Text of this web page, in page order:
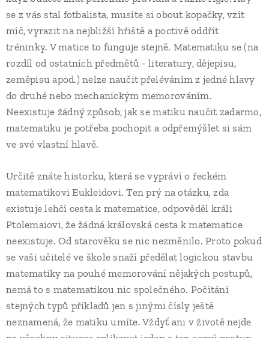
se z vás stal fotbalista, musíte si obout kopačky, vzít
míč, vyrazit na nejbližší hřiště a poctivě oddřít
tréninky. V matice to funguje stejně. Matematiku se (na
rozdíl od ostatních předmětů - literatury, dějepisu,
zeměpisu apod.) nelze naučit přeléváním z jedné hlavy
do druhé nebo mechanickým memorováním.
Neexistuje žádný způsob, jak se matiku naučit zadarmo,
matematiku je potřeba pochopit a odpřemýšlet si sám
ve své vlastní hlavě.
Určitě znáte historku, která se vypráví o řeckém
matematikovi Eukleidovi. Ten prý na otázku, zda
existuje lehčí cesta k matematice, odpověděl králi
Ptolemaiovi, že žádná královská cesta k matematice
neexistuje. Od starověku se nic nezměnilo. Proto pokud
se vaši učitelé ve škole snaží předělat logickou stavbu
matematiky na pouhé memorování nějakých postupů,
nemá to s matematikou nic společného. Počítání
stejných typů příkladů jen s jinými čísly ještě
neznamená, že matiku umíte. Vždyť ani v životě nejde